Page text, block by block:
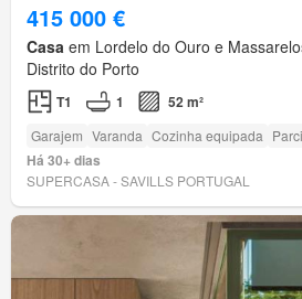
415 000 €
Casa em Lordelo do Ouro e
Distrito do Porto
T1 1 52 m²
Garajem Varanda Cozinha equipada
Há 30+ dias
SUPERCASA - SAVILLS PORTUGAL